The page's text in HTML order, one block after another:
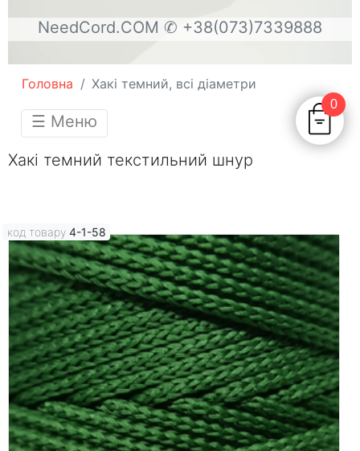
NeedCord.COM ✆ +38(073)7339888
0
Головна Хакі темний, всі діаметри
☰ Меню
Хакі темний текстильний шнур
код товару 4-1-58